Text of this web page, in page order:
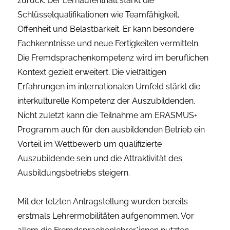
Schlüsselqualifikationen wie Teamfähigkeit,
Offenheit und Belastbarkeit. Er kann besondere
Fachkenntnisse und neue Fertigkeiten vermitteln.
Die Fremdsprachenkompetenz wird im beruflichen
Kontext gezielt erweitert. Die vielfältigen
Erfahrungen im internationalen Umfeld stärkt die
interkulturelle Kompetenz der Auszubildenden.
Nicht zuletzt kann die Teilnahme am ERASMUS+
Programm auch für den ausbildenden Betrieb ein
Vorteil im Wettbewerb um qualifizierte
Auszubildende sein und die Attraktivität des
Ausbildungsbetriebs steigern.
Mit der letzten Antragstellung wurden bereits
erstmals Lehrermobilitäten aufgenommen. Vor